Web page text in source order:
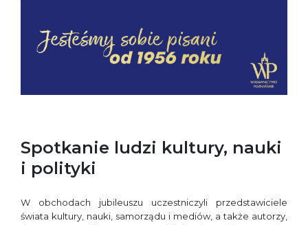
Spotkanie ludzi kultury, nauki
i polityki
W obchodach jubileuszu uczestniczyli przedstawiciele
świata kultury, nauki, samorządu i mediów, a także autorzy,